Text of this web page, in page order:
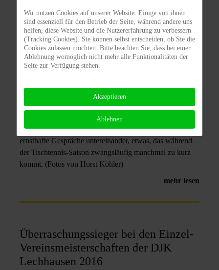
2016 Sommerfest
Wie jedes Jahr zwischen Saisonabschluss und dem
Beginn der Schulferien trafen sich auch heuer wieder
einige Mitglieder der Tischtennis-Abteilung zum
spielte mit, niemand musste schwitzen oder gar frieren.
Neuzugang Martin sponserte zu seinem Einstand alle
Getränke, wofür ihm an dieser Stelle nochmals gedankt
sei. Es gab viel Zeit für Plaudereien und auch für
ernsthafte Gespräche untereinander, etwas, das während
der Tischtennis-Saison zwangsläufig manchmal zu kurz
kommt. (Fotos von Horst Köhler)
mehr lesen
Überraschungssieger bei den Einzel-
Vereinsmeisterschaften der DJK
Lechhausen 2016
Wir nutzen Cookies auf unserer Website. Einige von ihnen
sind essenziell für den Betrieb der Seite, während andere uns
helfen, diese Website und die Nutzererfahrung zu verbessern
(Tracking Cookies). Sie können selbst entscheiden, ob Sie die
Cookies zulassen möchten. Bitte beachten Sie, dass bei einer
Ablehnung womöglich nicht mehr alle Funktionalitäten der
Seite zur Verfügung stehen.
Akzeptieren
Ablehnen